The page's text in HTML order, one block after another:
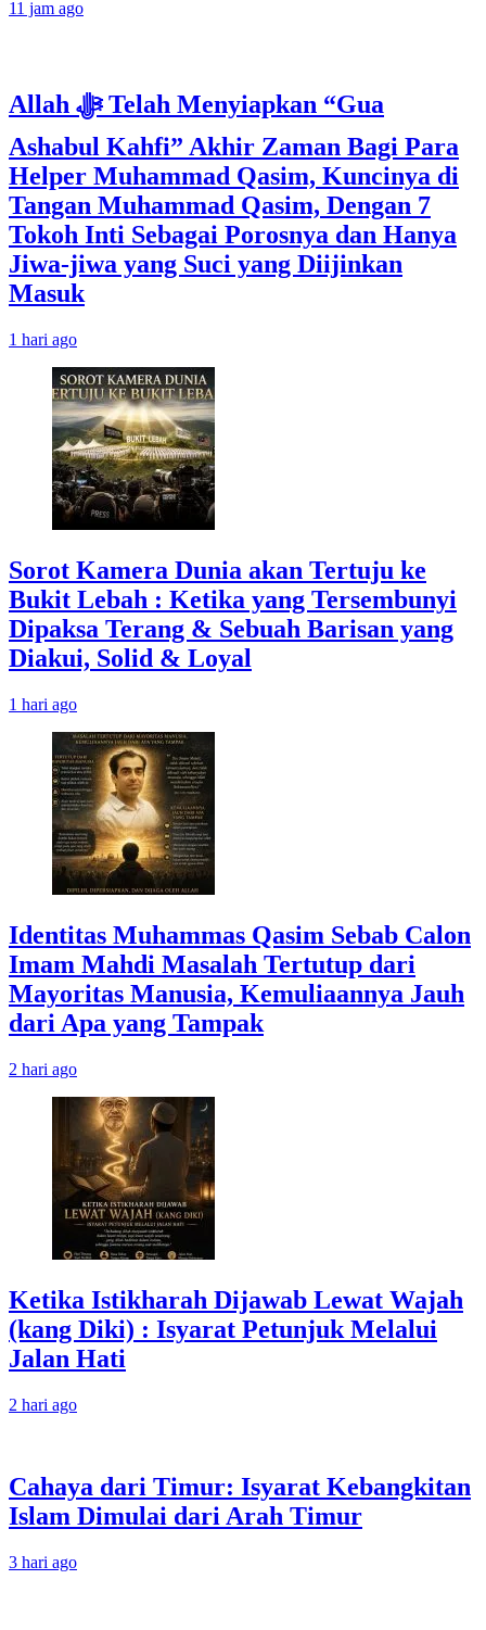
11 jam ago
Allah ﷻ Telah Menyiapkan “Gua
Ashabul Kahfi” Akhir Zaman Bagi Para
Helper Muhammad Qasim, Kuncinya di
Tangan Muhammad Qasim, Dengan 7
Tokoh Inti Sebagai Porosnya dan Hanya
Jiwa-jiwa yang Suci yang Diijinkan
Masuk
1 hari ago
Sorot Kamera Dunia akan Tertuju ke
Bukit Lebah : Ketika yang Tersembunyi
Dipaksa Terang & Sebuah Barisan yang
Diakui, Solid & Loyal
1 hari ago
Identitas Muhammas Qasim Sebab Calon
Imam Mahdi Masalah Tertutup dari
Mayoritas Manusia, Kemuliaannya Jauh
dari Apa yang Tampak
2 hari ago
Ketika Istikharah Dijawab Lewat Wajah
(kang Diki) : Isyarat Petunjuk Melalui
Jalan Hati
2 hari ago
Cahaya dari Timur: Isyarat Kebangkitan
Islam Dimulai dari Arah Timur
3 hari ago